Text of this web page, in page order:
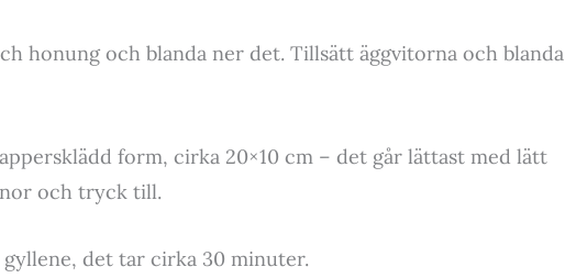
honung och blanda ner det. Tillsätt äggvitorna och blanda
form, cirka 20×10 cm – det går lättast med lätt
och tryck till.
det tar cirka 30 minuter.